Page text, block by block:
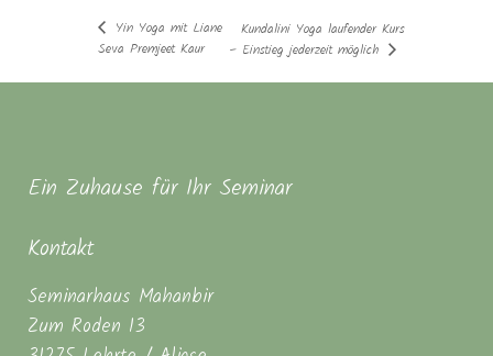
Yin Yoga mit Liane
Seva Premjeet Kaur
Kundalini Yoga laufender Kurs
– Einstieg jederzeit möglich
Ein Zuhause für Ihr Seminar
Kontakt
Seminarhaus Mahanbir
Zum Roden 13